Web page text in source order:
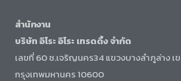
สำนักงาน
บริษัท อิโระ อิโระ เทรดดิ้ง จำกัด
เลขที่ 60 ซ.เจริญนคร34 แขวงบางลำภูล่าง
กรุงเทพมหานคร 10600